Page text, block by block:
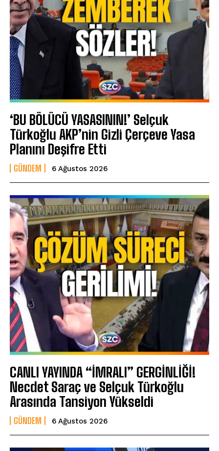
‘BU BÖLÜCÜ YASASININ!’ Selçuk
Türkoğlu AKP’nin Gizli Çerçeve Yasa
Planını Deşifre Etti
GÜNDEM 6 Ağustos 2026
CANLI YAYINDA “İMRALI” GERGİNLİĞİ!
Necdet Saraç ve Selçuk Türkoğlu
Arasında Tansiyon Yükseldi
GÜNDEM 6 Ağustos 2026